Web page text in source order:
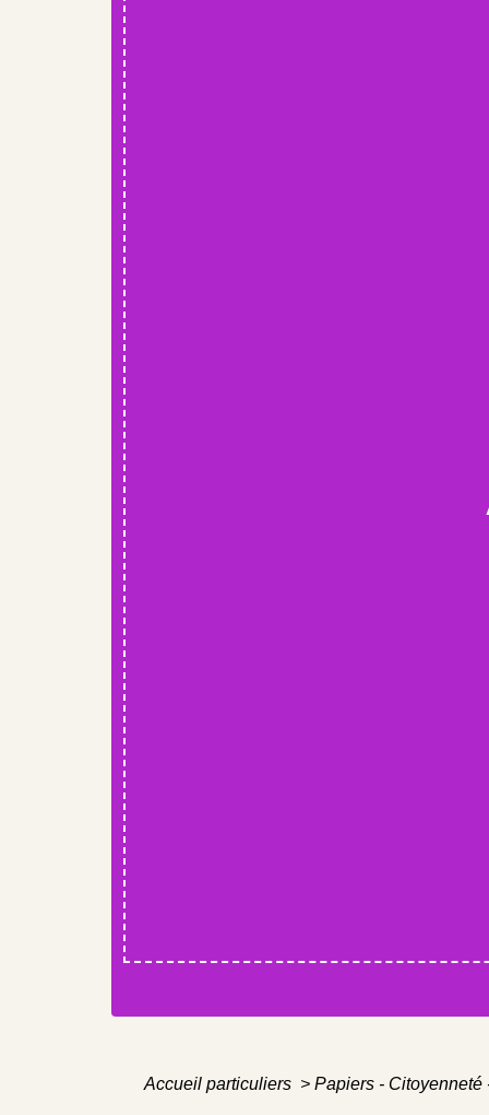
Accueil particuliers > Papiers - Citoyenneté